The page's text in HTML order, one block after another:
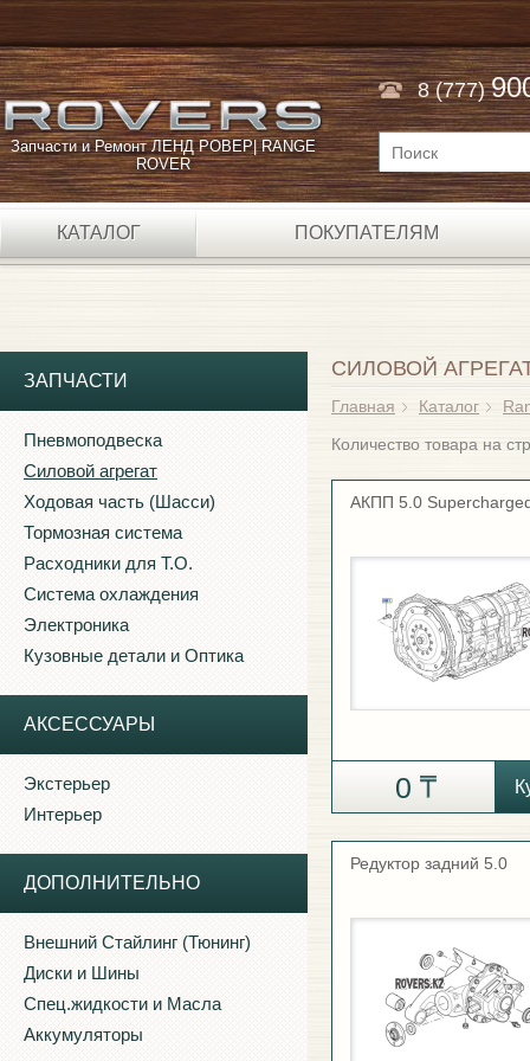
Запчасти и Ремонт ЛЕНД РОВЕР| RANGE
ROVER
8 (777)
КАТАЛОГ ПОКУПАТЕЛЯМ
ЗАПЧАСТИ
Пневмоподвеска
Силовой агрегат
Ходовая часть (Шасси)
Тормозная система
Расходники для Т.О.
Система охлаждения
Электроника
Кузовные детали и Оптика
АКСЕССУАРЫ
Экстерьер
Интерьер
ДОПОЛНИТЕЛЬНО
Внешний Стайлинг (Тюнинг)
Диски и Шины
Спец.жидкости и Масла
Аккумуляторы
СИЛОВОЙ
Главная Каталог
Количество товара на
АКПП 5.0
0
Редуктор задний 5.0